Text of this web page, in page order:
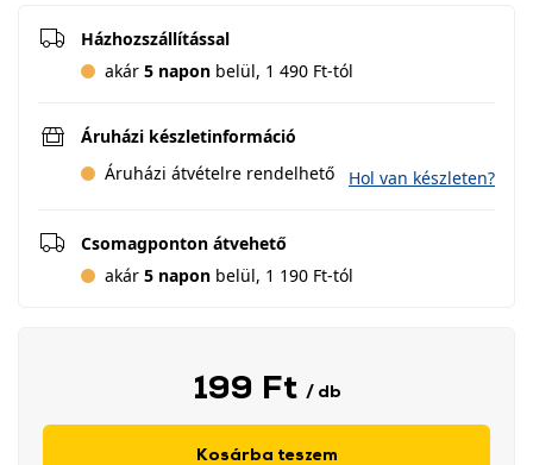
Házhozszállítással
akár 5 napon belül, 1 490 Ft-tól
Áruházi készletinformáció
Áruházi átvételre rendelhető
Hol van készleten?
Csomagponton átvehető
akár 5 napon belül, 1 190 Ft-tól
199 Ft / db
Kosárba teszem